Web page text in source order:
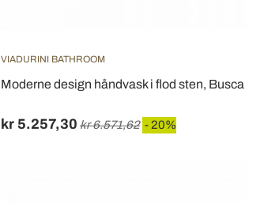
VIADURINI BATHROOM
Moderne design håndvask i flod sten, Busca
kr 5.257,30 kr 6.571,62 - 20%